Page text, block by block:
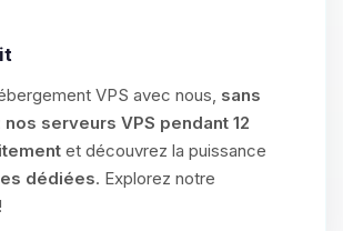
VPS avec nous, sans
serveurs VPS pendant 12
et découvrez la puissance
dédiées. Explorez notre